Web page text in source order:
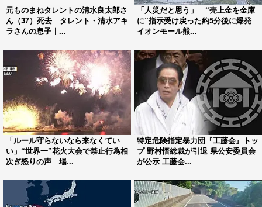
元ものまねタレントの清水良太郎さ
ん（37）死去 タレント・清水アキ
ラさんの息子｜...
「人災だと思う」 “売上金を金庫
に”指示受け戻った約5分後に爆発
イオンモール熊...
「ルール守らないなら来なくてい
い」“世界一”花火大会で禁止行為相
次ぎ怒りの声 場...
特定危険指定暴力団『工藤会』トッ
プ 野村悟総裁が引退 県公安委員会
が公示 工藤会...